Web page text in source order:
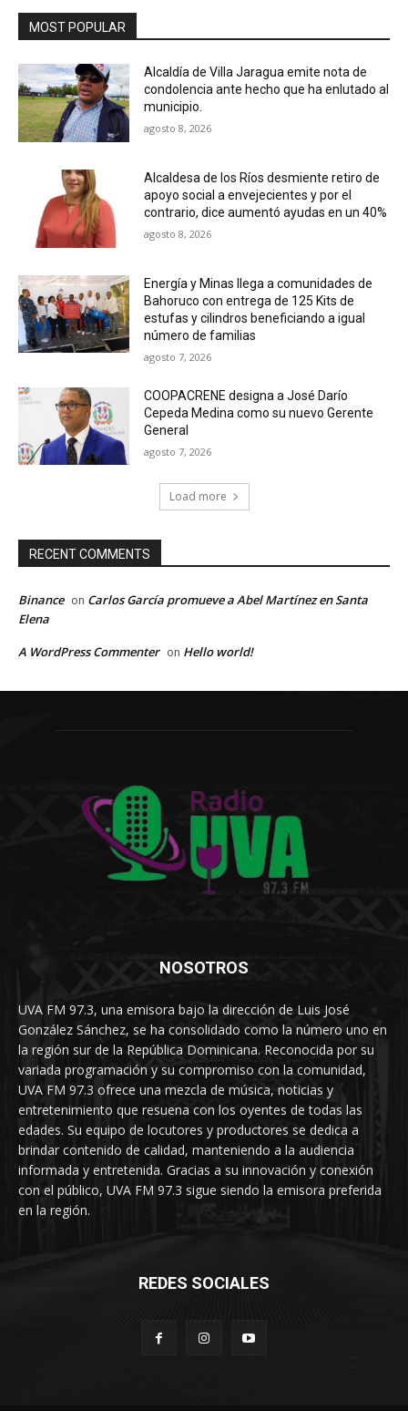
MOST POPULAR
Alcaldía de Villa Jaragua emite nota de
condolencia ante hecho que ha enlutado al
municipio.
agosto 8, 2026
Alcaldesa de los Ríos desmiente retiro de
apoyo social a envejecientes y por el
contrario, dice aumentó ayudas en un 40%
agosto 8, 2026
Energía y Minas llega a comunidades de
Bahoruco con entrega de 125 Kits de
estufas y cilindros beneficiando a igual
número de familias
agosto 7, 2026
COOPACRENE designa a José Darío
Cepeda Medina como su nuevo Gerente
General
agosto 7, 2026
Load more
RECENT COMMENTS
Binance on Carlos García promueve a Abel Martínez en Santa
Elena
A WordPress Commenter on Hello world!
NOSOTROS
UVA FM 97.3, una emisora bajo la dirección de Luis José
González Sánchez, se ha consolidado como la número uno en
la región sur de la República Dominicana. Reconocida por su
variada programación y su compromiso con la comunidad,
UVA FM 97.3 ofrece una mezcla de música, noticias y
entretenimiento que resuena con los oyentes de todas las
edades. Su equipo de locutores y productores se dedica a
brindar contenido de calidad, manteniendo a la audiencia
informada y entretenida. Gracias a su innovación y conexión
con el público, UVA FM 97.3 sigue siendo la emisora preferida
en la región.
REDES SOCIALES